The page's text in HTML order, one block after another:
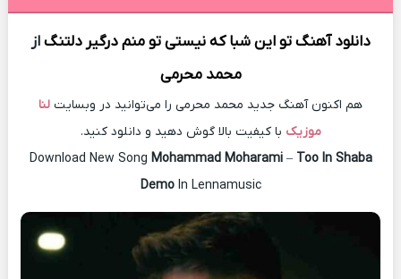
دانلود آهنگ تو این شبا که نیستی تو منم درگیر دلتنگاز
محمد محرمی
هم اکنون آهنگ جدید محمد محرمی را می‌توانید در وبسایت لنا
موزیک با کیفیت بالا گوش دهید و دانلود کنید.
Download New Song Mohammad Moharami– Too In Shaba
DemoIn Lennamusic